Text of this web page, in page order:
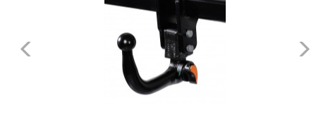
BOXY Poprzednie